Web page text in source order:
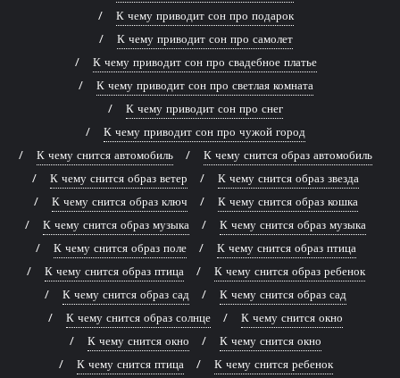
К чему приводит сон про подарок
К чему приводит сон про самолет
К чему приводит сон про свадебное платье
К чему приводит сон про светлая комната
К чему приводит сон про снег
К чему приводит сон про чужой город
К чему снится автомобиль
К чему снится образ автомобиль
К чему снится образ ветер
К чему снится образ звезда
К чему снится образ ключ
К чему снится образ кошка
К чему снится образ музыка
К чему снится образ музыка
К чему снится образ поле
К чему снится образ птица
К чему снится образ птица
К чему снится образ ребенок
К чему снится образ сад
К чему снится образ сад
К чему снится образ солнце
К чему снится окно
К чему снится окно
К чему снится окно
К чему снится птица
К чему снится ребенок